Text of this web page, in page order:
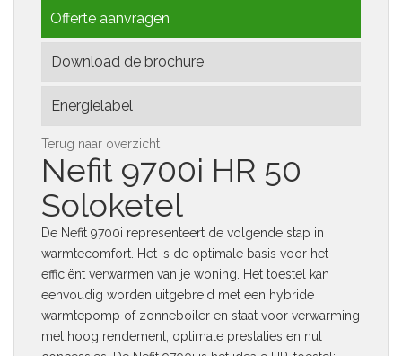
Offerte aanvragen
Download de brochure
Energielabel
Terug naar overzicht
Nefit 9700i HR 50
Soloketel
De Nefit 9700i representeert de volgende stap in
warmtecomfort. Het is de optimale basis voor het
efficiënt verwarmen van je woning. Het toestel kan
eenvoudig worden uitgebreid met een hybride
warmtepomp of zonneboiler en staat voor verwarming
met hoog rendement, optimale prestaties en nul